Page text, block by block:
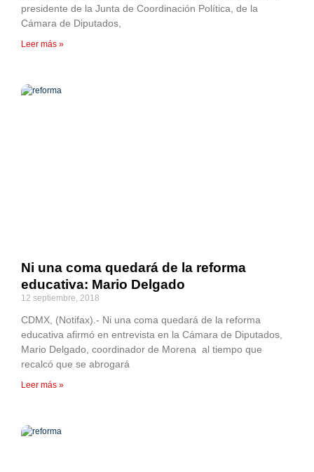
presidente de la Junta de Coordinación Política, de la
Cámara de Diputados,
Leer más »
Ni una coma quedará de la reforma
educativa: Mario Delgado
12 septiembre, 2018
CDMX, (Notifax).- Ni una coma quedará de la reforma
educativa afirmó en entrevista en la Cámara de Diputados,
Mario Delgado, coordinador de Morena al tiempo que
recalcó que se abrogará
Leer más »